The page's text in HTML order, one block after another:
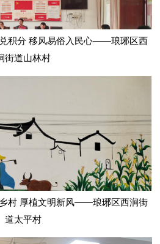
积分 移风易俗入民心——琅琊区西
街道山林村
村 厚植文明新风——琅琊区西涧街
道太平村